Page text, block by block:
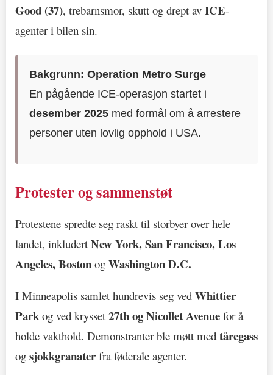
Good (37), trebarnsmor, skutt og drept av ICE-
agenter i bilen sin.
Bakgrunn: Operation Metro Surge
En pågående ICE-operasjon startet i
desember 2025 med formål om å arrestere
personer uten lovlig opphold i USA.
Protester og sammenstøt
Protestene spredte seg raskt til storbyer over hele
landet, inkludert New York, San Francisco, Los
Angeles, Boston og Washington D.C.
I Minneapolis samlet hundrevis seg ved Whittier
Parkog ved krysset 27th og Nicollet Avenue for å
holde vakthold. Demonstranter ble møtt med tåregass
og sjokkgranater fra føderale agenter.